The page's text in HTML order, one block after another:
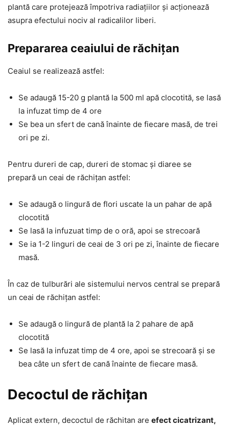
plantă care protejează împotriva radiațiilor și acționează
asupra efectului nociv al radicalilor liberi.
Prepararea ceaiului de răchițan
Ceaiul se realizează astfel:
Se adaugă 15-20 g plantă la 500 ml apă clocotită, se lasă
la infuzat timp de 4 ore
Se bea un sfert de cană înainte de fiecare masă, de trei
ori pe zi.
Pentru dureri de cap, dureri de stomac și diaree se
prepară un ceai de răchițan astfel:
Se adaugă o lingură de flori uscate la un pahar de apă
clocotită
Se lasă la infuzuat timp de o oră, apoi se strecoară
Se ia 1-2 linguri de ceai de 3 ori pe zi, înainte de fiecare
masă.
În caz de tulburări ale sistemului nervos central se prepară
un ceai de răchițan astfel:
Se adaugă o lingură de plantă la 2 pahare de apă
clocotită
Se lasă la infuzat timp de 4 ore, apoi se strecoară și se
bea câte un sfert de cană înainte de fiecare masă.
Decoctul de răchițan
Aplicat extern, decoctul de răchitan are efect cicatrizant,